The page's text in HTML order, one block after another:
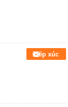
Tiếp xúc